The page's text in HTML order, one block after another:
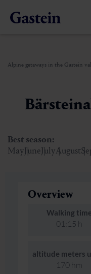
Alpine getaways in the Gastein
Best season:
MayJuneJulyAugust
Overview
Walking time
01:15 h
altitude meters
170 hm